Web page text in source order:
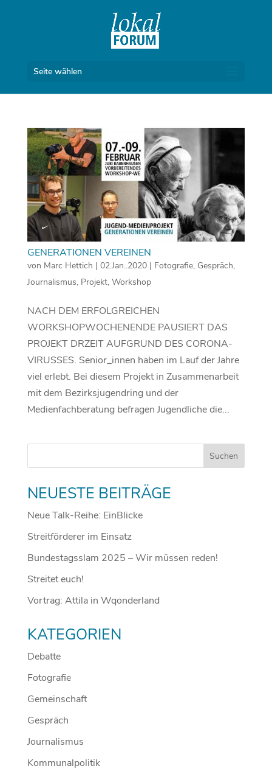
Seite wählen
GENERATIONEN VEREINEN
von Marc Hettich | 02.Jan..2020| Fotografie, Gespräch,
Journalismus, Projekt, Workshop
NACH DEM ERFOLGREICHEN
WORKSHOPWOCHENENDE PAUSIERT DAS
PROJEKT DRZEIT AUFGRUND DES CORONA-
VIRUSSES. Senior_innen haben im Lauf der Jahre
viel erlebt. Bei diesem Projekt in Zusammenarbeit
mit dem Bezirksjugendring und der
Medienfachberatung befragen Jugendliche die...
NEUESTE BEITRÄGE
Neue Talk-Reihe: EinBlicke
Streitförderer im Einsatz
Bundestagsslam 2025 – Wir müssen reden!
Streitet euch!
Vortrag: Attila in Wqonderland
KATEGORIEN
Debatte
Fotografie
Gemeinschaft
Gespräch
Journalismus
Kommunalpolitik